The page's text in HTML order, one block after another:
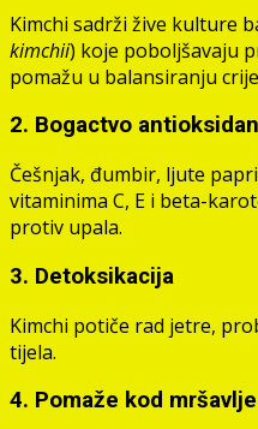
Kimchi sadrži žive kulture
kimchii) koje poboljšavaju
pomažu u balansiranju
2. Bogactvo
Češnjak, đumbir, ljute
vitaminima C, E i beta-
protiv upala.
3. Detoksikacija
Kimchi potiče rad jetre,
tijela.
4. Pomaže kod